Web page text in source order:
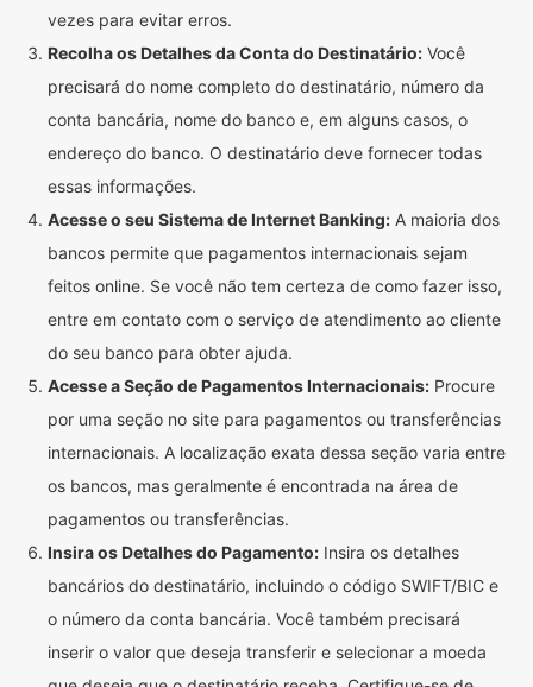
vezes para evitar erros.
Recolha os Detalhes da Conta do Destinatário: Você
precisará do nome completo do destinatário, número da
conta bancária, nome do banco e, em alguns casos, o
endereço do banco. O destinatário deve fornecer todas
essas informações.
Acesse o seu Sistema de Internet Banking: A maioria dos
bancos permite que pagamentos internacionais sejam
feitos online. Se você não tem certeza de como fazer isso,
entre em contato com o serviço de atendimento ao cliente
do seu banco para obter ajuda.
Acesse a Seção de Pagamentos Internacionais: Procure
por uma seção no site para pagamentos ou transferências
internacionais. A localização exata dessa seção varia entre
os bancos, mas geralmente é encontrada na área de
pagamentos ou transferências.
Insira os Detalhes do Pagamento: Insira os detalhes
bancários do destinatário, incluindo o código SWIFT/BIC e
o número da conta bancária. Você também precisará
inserir o valor que deseja transferir e selecionar a moeda